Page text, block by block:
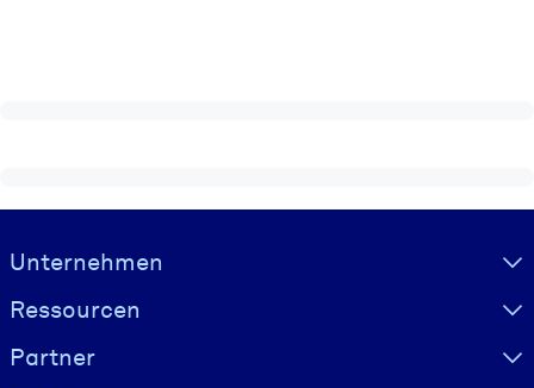
Visually hidden Text
Unternehmen
Ressourcen
Partner